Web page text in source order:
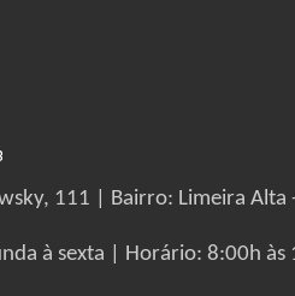
111 | Bairro: Limeira
à sexta | Horário: 8:00h às